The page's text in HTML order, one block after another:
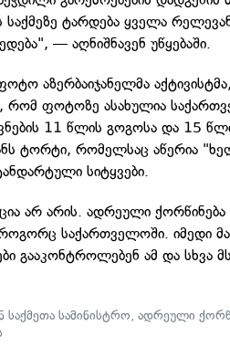
ტარდება ყველა
— აღნიშნავენ უწყებაში.
აზერბაიჯანელმა
რომ ფოტოზე ასახულია
11 წლის გოგოსა და 15
ტორტი, რომელსაც აწერია
სიტყვები.
არ არის. ადრეული ქორწინება
საქართველოში. იმედი
გააკონტროლებენ ამ და სხვა
საქმეთა სამინისტრო,ადრეული